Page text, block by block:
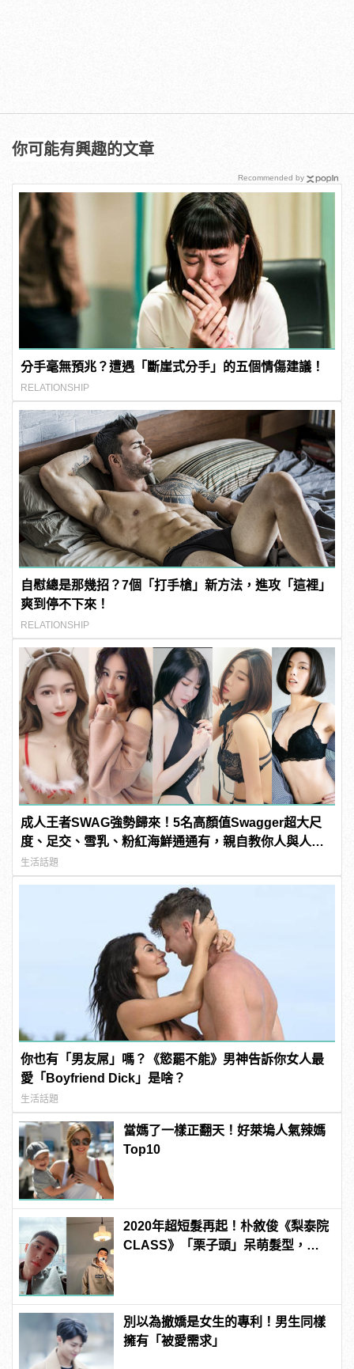
你可能有興趣的文章
分手毫無預兆？遭遇「斷崖式分手」的五個情傷建議！
RELATIONSHIP
自慰總是那幾招？7個「打手槍」新方法，進攻「這裡」
爽到停不下來！
RELATIONSHIP
成人王者SWAG強勢歸來！5名高顏值Swagger超大尺
度、足交、雪乳、粉紅海鮮通通有，親自教你人與人的
連結！ | manfashion這樣變型男
生活話題
你也有「男友屌」嗎？《慾罷不能》男神告訴你女人最
愛「Boyfriend Dick」是啥？
生活話題
當媽了一樣正翻天！好萊塢人氣辣媽
Top10
2020年超短髮再起！朴敘俊《梨泰院
CLASS》「栗子頭」呆萌髮型，你
別以為撤嬌是女生的專利！男生同樣
擁有「被愛需求」
Recommended by